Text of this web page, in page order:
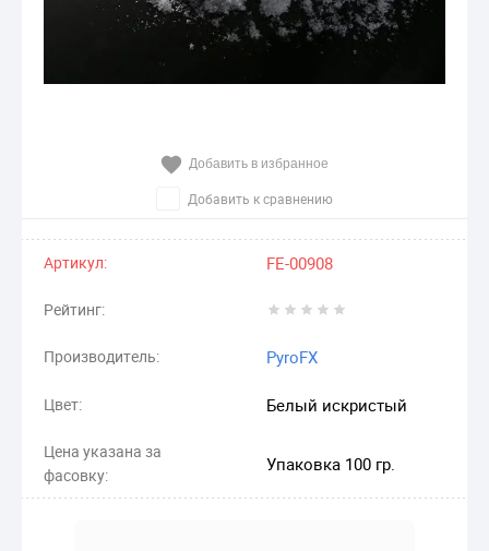
Добавить в избранное
Добавить к сравнению
Артикул: FE-00908
Рейтинг:
Производитель: PyroFX
Цвет: Белый искристый
Цена указана за
фасовку:
Упаковка 100 гр.